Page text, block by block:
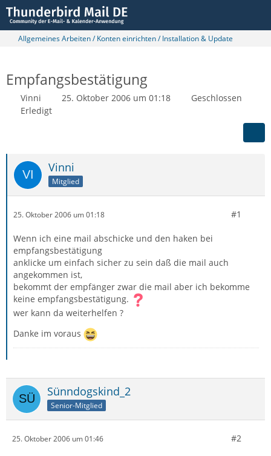
Allgemeines Arbeiten / Konten einrichten / Installation & Update
Empfangsbestätigung
Vinni 25. Oktober 2006 um 01:18
Geschlossen
Erledigt
Vinni
Mitglied
25. Oktober 2006 um 01:18 #1
Wenn ich eine mail abschicke und den haken bei
empfangsbestätigung
anklicke um einfach sicher zu sein daß die mail auch
angekommen ist,
bekommt der empfänger zwar die mail aber ich bekomme
keine empfangsbestätigung.
wer kann da weiterhelfen ?
Danke im voraus
Sünndogskind_2
Senior-Mitglied
25. Oktober 2006 um 01:46 #2